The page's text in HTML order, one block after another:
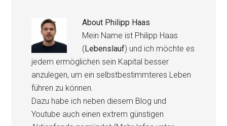
About Philipp Haas
Mein Name ist Philipp Haas
(Lebenslauf) und ich möchte es
jedem ermöglichen sein Kapital besser
anzulegen, um ein selbstbestimmteres Leben
führen zu können.
Dazu habe ich neben diesem Blog und
Youtube auch einen extrem günstigen